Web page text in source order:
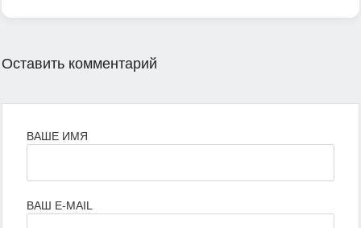
Оставить комментарий
ВАШЕ ИМЯ
ВАШ E-MAIL